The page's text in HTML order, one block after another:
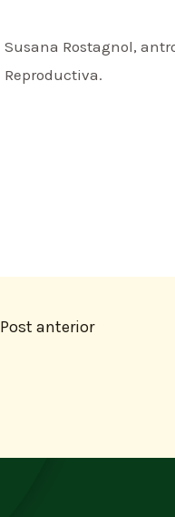
Susana Rostagnol,
Reproductiva.
Post anterior